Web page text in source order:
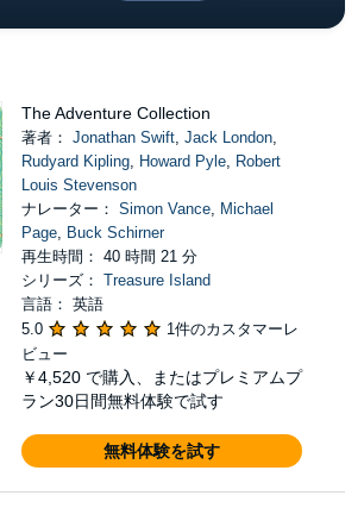
The Adventure Collection
著者： Jonathan Swift, Jack London,
Rudyard Kipling, Howard Pyle, Robert
Louis Stevenson
ナレーター： Simon Vance, Michael
Page, Buck Schirner
再生時間： 40 時間 21 分
シリーズ： Treasure Island
言語： 英語
5.0
1件のカスタマーレ
ビュー
￥4,520 で購入、またはプレミアムプ
ラン30日間無料体験で試す
無料体験を試す